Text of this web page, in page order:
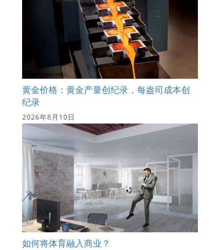
黄金价格：黄金产量创纪录，每盎司成本创
纪录
2026年8月10日
如何将体育融入商业？